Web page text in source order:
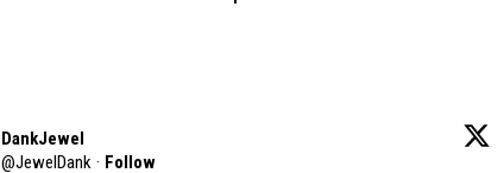
DankJewel
@JewelDank · Follow